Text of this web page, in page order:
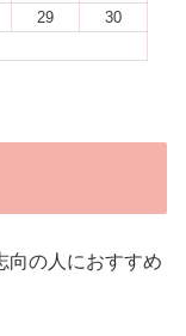
29
30
向の人におすすめ